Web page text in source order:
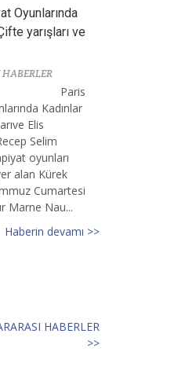
Oyunlarında
yarışları ve
Paris
Kadınlar
Elis
Selim
oyunları
alan Kürek
Cumartesi
Marne Nau...
Haberin devamı >>
HABERLER
>>